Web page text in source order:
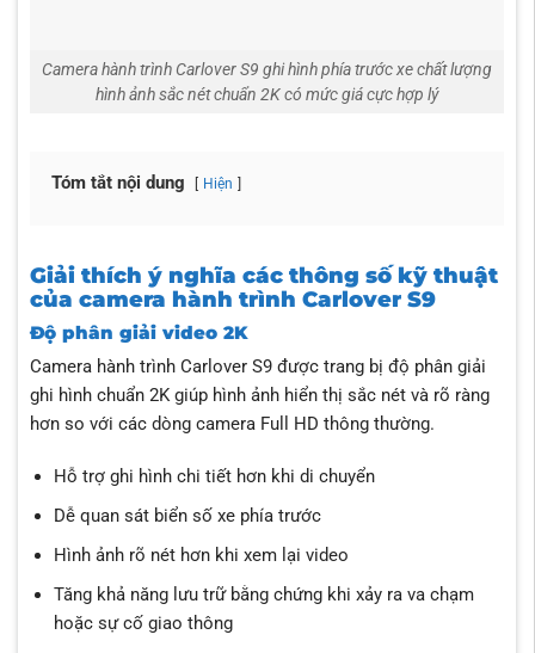
Camera hành trình Carlover S9 ghi hình phía trước xe chất lượng
hình ảnh sắc nét chuẩn 2K có mức giá cực hợp lý
Tóm tắt nội dung Hiện
Giải thích ý nghĩa các thông số kỹ thuật
của camera hành trình Carlover S9
Độ phân giải video 2K
Camera hành trình Carlover S9 được trang bị độ phân giải
ghi hình chuẩn 2K giúp hình ảnh hiển thị sắc nét và rõ ràng
hơn so với các dòng camera Full HD thông thường.
Hỗ trợ ghi hình chi tiết hơn khi di chuyển
Dễ quan sát biển số xe phía trước
Hình ảnh rõ nét hơn khi xem lại video
Tăng khả năng lưu trữ bằng chứng khi xảy ra va chạm
hoặc sự cố giao thông